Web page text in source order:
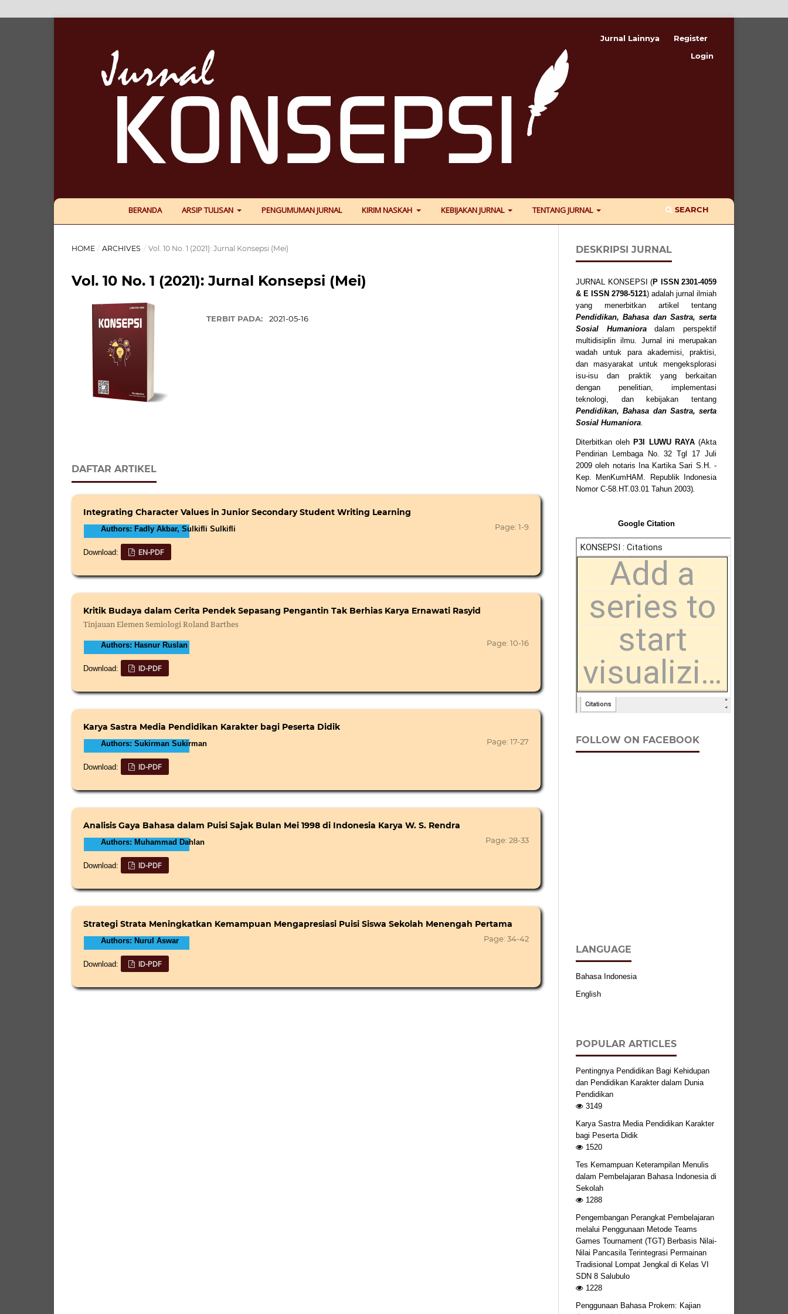
BERANDA ARSIP TULISAN PENGUMUMAN JURNAL KIRIM NASKAH KEBIJAKAN JURNAL TENTANG JURNAL SEARCH
Jurnal Lainnya
Register
Login
HOME / ARCHIVES / Vol. 10 No. 1 (2021): Jurnal Konsepsi (Mei)
Vol. 10 No. 1 (2021): Jurnal Konsepsi (Mei)
TERBIT PADA: 2021-05-16
DAFTAR ARTIKEL
Integrating Character Values in Junior Secondary Student Writing Learning
Authors: Fadly Akbar, Sulkifli Sulkifli Page: 1-9
Download: EN-PDF
Kritik Budaya dalam Cerita Pendek Sepasang Pengantin Tak Berhias Karya Ernawati Rasyid
Tinjauan Elemen Semiologi Roland Barthes
Authors: Hasnur Ruslan Page: 10-16
Download: ID-PDF
Karya Sastra Media Pendidikan Karakter bagi Peserta Didik
Authors: Sukirman Sukirman Page: 17-27
Download: ID-PDF
Analisis Gaya Bahasa dalam Puisi Sajak Bulan Mei 1998 di Indonesia Karya W. S. Rendra
Authors: Muhammad Dahlan Page: 28-33
Download: ID-PDF
Strategi Strata Meningkatkan Kemampuan Mengapresiasi Puisi Siswa Sekolah Menengah Pertama
Authors: Nurul Aswar Page: 34-42
Download: ID-PDF
DESKRIPSI JURNAL
JURNAL KONSEPSI (P ISSN 2301-4059
& E ISSN 2798-5121) adalah jurnal ilmiah
yang menerbitkan artikel tentang
Pendidikan, Bahasa dan Sastra, serta
Sosial Humanioradalam perspektif
multidisiplin ilmu. Jurnal ini merupakan
wadah untuk para akademisi, praktisi,
dan masyarakat untuk mengeksplorasi
isu-isu dan praktik yang berkaitan
dengan penelitian, implementasi
teknologi, dan kebijakan tentang
Pendidikan, Bahasa dan Sastra, serta
Sosial Humaniora
Diterbitkan oleh P3I LUWU RAYA(Akta
Pendirian Lembaga No. 32 Tgl 17 Juli
2009 oleh notaris Ina Kartika Sari S.H. -
Kep. MenKumHAM. Republik Indonesia
Nomor C-58.HT.03.01 Tahun 2003)
Google Citation
FOLLOW ON FACEBOOK
LANGUAGE
Bahasa Indonesia
English
POPULAR ARTICLES
Pentingnya Pendidikan Bagi Kehidupan
dan Pendidikan Karakter dalam Dunia
Pendidikan
3149
Karya Sastra Media Pendidikan Karakter
bagi Peserta Didik
1520
Tes Kemampuan Keterampilan Menulis
dalam Pembelajaran Bahasa Indonesia di
Sekolah
1288
Pengembangan Perangkat Pembelajaran
melalui Penggunaan Metode Teams
Games Tournament (TGT) Berbasis Nilai-
Nilai Pancasila Terintegrasi Permainan
Tradisional Lompat Jengkal di Kelas VI
SDN 8 Salubulo
1228
Penggunaan Bahasa Prokem: Kajian